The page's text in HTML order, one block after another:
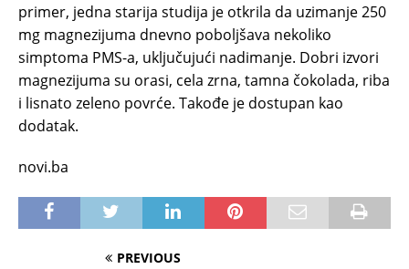
primer, jedna starija studija je otkrila da uzimanje 250
mg magnezijuma dnevno poboljšava nekoliko
simptoma PMS-a, uključujući nadimanje. Dobri izvori
magnezijuma su orasi, cela zrna, tamna čokolada, riba
i lisnato zeleno povrće. Takođe je dostupan kao
dodatak.
novi.ba
PREVIOUS